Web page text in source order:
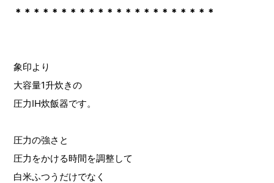
＊＊＊＊＊＊＊＊＊＊＊＊＊＊＊＊＊＊＊＊＊＊
象印より
大容量1升炊きの
圧力IH炊飯器です。
圧力の強さと
圧力をかける時間を調整して
白米ふつうだけでなく